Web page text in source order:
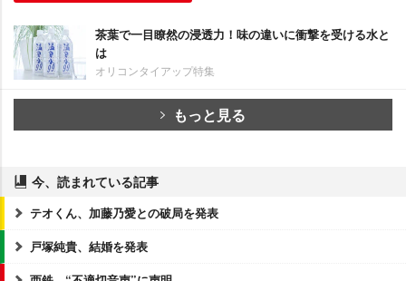
茶葉で一目瞭然の浸透力！味の違いに衝撃を受ける水と
は
オリコンタイアップ特集
もっと見る
今、読まれている記事
テオくん、加藤乃愛との破局を発表
戸塚純貴、結婚を発表